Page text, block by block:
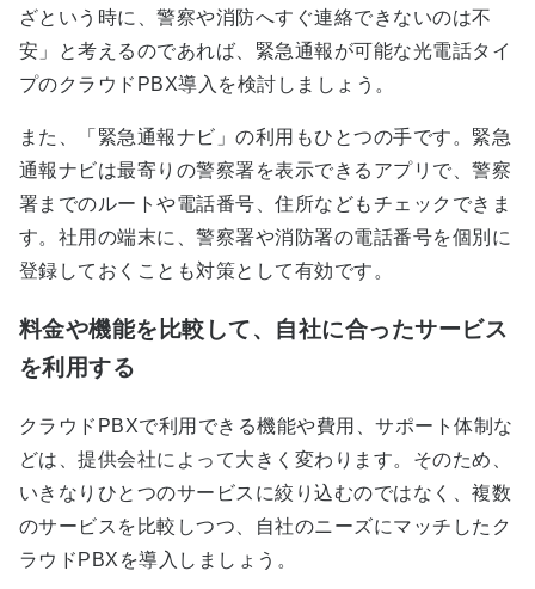
ざという時に、警察や消防へすぐ連絡できないのは不
安」と考えるのであれば、緊急通報が可能な光電話タイ
プのクラウドPBX導入を検討しましょう。
また、「緊急通報ナビ」の利用もひとつの手です。緊急
通報ナビは最寄りの警察署を表示できるアプリで、警察
署までのルートや電話番号、住所などもチェックできま
す。社用の端末に、警察署や消防署の電話番号を個別に
登録しておくことも対策として有効です。
料金や機能を比較して、自社に合ったサービス
を利用する
クラウドPBXで利用できる機能や費用、サポート体制な
どは、提供会社によって大きく変わります。そのため、
いきなりひとつのサービスに絞り込むのではなく、複数
のサービスを比較しつつ、自社のニーズにマッチしたク
ラウドPBXを導入しましょう。